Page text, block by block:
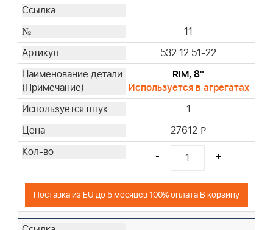
11
532 12 51-22
RIM, 8"
Используется в агрегатах
1
27612 i
- +
Поставка из EU до 5 месяцев 100% оплата В корзину